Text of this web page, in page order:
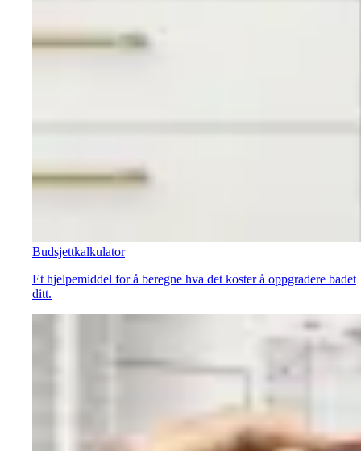
Budsjettkalkulator
Et hjelpemiddel for å beregne hva det koster å oppgradere badet
ditt.